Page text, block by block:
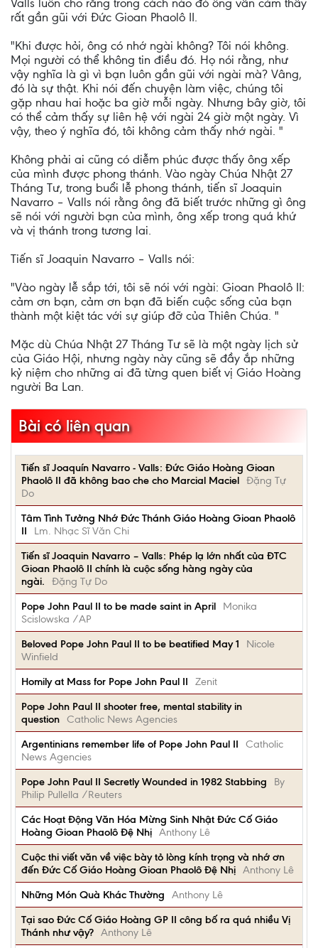
Valls luôn cho rằng trong cách nào đó ông vẫn cảm thấy
rất gần gũi với Đức Gioan Phaolô II.
"Khi được hỏi, ông có nhớ ngài không? Tôi nói không.
Mọi người có thể không tin điều đó. Họ nói rằng, như
vậy nghĩa là gì vì bạn luôn gần gũi với ngài mà? Vâng,
đó là sự thật. Khi nói đến chuyện làm việc, chúng tôi
gặp nhau hai hoặc ba giờ mỗi ngày. Nhưng bây giờ, tôi
có thể cảm thấy sự liên hệ với ngài 24 giờ một ngày. Vì
vậy, theo ý nghĩa đó, tôi không cảm thấy nhớ ngài. "
Không phải ai cũng có diễm phúc được thấy ông xếp
của mình được phong thánh. Vào ngày Chúa Nhật 27
Tháng Tư, trong buổi lễ phong thánh, tiến sĩ Joaquin
Navarro – Valls nói rằng ông đã biết trước những gì ông
sẽ nói với người bạn của mình, ông xếp trong quá khứ
và vị thánh trong tương lai.
Tiến sĩ Joaquin Navarro – Valls nói:
"Vào ngày lễ sắp tới, tôi sẽ nói với ngài: Gioan Phaolô II:
cảm ơn bạn, cảm ơn bạn đã biến cuộc sống của bạn
thành một kiệt tác với sự giúp đỡ của Thiên Chúa. "
Mặc dù Chúa Nhật 27 Tháng Tư sẽ là một ngày lịch sử
của Giáo Hội, nhưng ngày này cũng sẽ đầy ắp những
kỷ niệm cho những ai đã từng quen biết vị Giáo Hoàng
người Ba Lan.
Bài có liên quan
Tiến sĩ Joaquín Navarro - Valls: Đức Giáo Hoàng Gioan
Phaolô II đã không bao che cho Marcial Maciel Đặng Tự
Do
Tâm Tình Tưởng Nhớ Đức Thánh Giáo Hoàng Gioan Phaolô
II
Lm. Nhạc Sĩ Văn Chi
Tiến sĩ Joaquin Navarro – Valls: Phép lạ lớn nhất của ĐTC
Gioan Phaolô II chính là cuộc sống hàng ngày của
ngài.
Đặng Tự Do
Pope John Paul II to be made saint in April
Monika
Scislowska /AP
Beloved Pope John Paul II to be beatified May 1
Nicole
Winfield
Homily at Mass for Pope John Paul II
Zenit
Pope John Paul II shooter free, mental stability in
question Catholic News Agencies
Argentinians remember life of Pope John Paul II
Catholic
News Agencies
Pope John Paul II Secretly Wounded in 1982 Stabbing
By
Philip Pullella /Reuters
Các Hoạt Động Văn Hóa Mừng Sinh Nhật Đức Cố Giáo
Hoàng Gioan Phaolô Đệ Nhị Anthony Lê
Cuộc thi viết văn về việc bày tỏ lòng kính trọng và nhớ ơn
đến Đức Cố Giáo Hoàng Gioan Phaolô Đệ Nhị Anthony Lê
Những Món Quà Khác Thường
Anthony Lê
Tại sao Đức Cố Giáo Hoàng GP II công bố ra quá nhiều Vị
Thánh như vậy? Anthony Lê